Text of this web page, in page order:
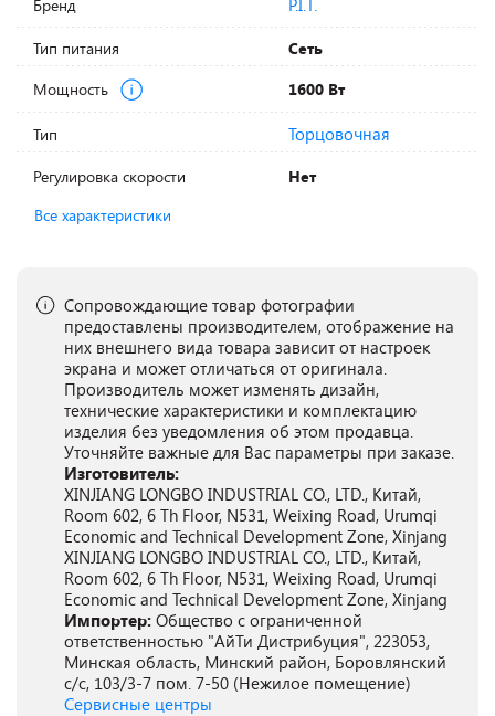
Бренд P.I.T.
Тип питания
Сеть
Мощность
1600 Вт
Тип Торцовочная
Регулировка скорости
Нет
Все характеристики
Сопровождающие товар фотографии
предоставлены производителем, отображение на
них внешнего вида товара зависит от настроек
экрана и может отличаться от оригинала.
Производитель может изменять дизайн,
технические характеристики и комплектацию
изделия без уведомления об этом продавца.
Уточняйте важные для Вас параметры при заказе.
Изготовитель:
XINJIANG LONGBO INDUSTRIAL CO., LTD., Китай,
Room 602, 6 Th Floor, N531, Weixing Road, Urumqi
Economic and Technical Development Zone, Xinjang
XINJIANG LONGBO INDUSTRIAL CO., LTD., Китай,
Room 602, 6 Th Floor, N531, Weixing Road, Urumqi
Economic and Technical Development Zone, Xinjang
Импортер: Общество с ограниченной
ответственностью "АйТи Дистрибуция", 223053,
Минская область, Минский район, Боровлянский
с/с, 103/3-7 пом. 7-50 (Нежилое помещение)
Сервисные центры